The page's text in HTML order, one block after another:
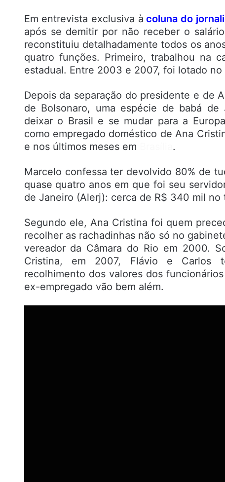
Em entrevista exclusiva à coluna do
após se demitir por não receber o
reconstituiu detalhadamente todos os
quatro funções. Primeiro, trabalhou na
estadual. Entre 2003 e 2007, foi lotado
Depois da separação do presidente e de
de Bolsonaro, uma espécie de babá
deixar o Brasil e se mudar para a
como empregado doméstico de Ana
e nos últimos meses em
.
Marcelo confessa ter devolvido 80% de
quase quatro anos em que foi seu
de Janeiro (Alerj): cerca de R$ 340 mil no
Segundo ele, Ana Cristina foi quem
recolher as rachadinhas não só no
vereador da Câmara do Rio em 2000.
Cristina, em 2007, Flávio e Carlos
recolhimento dos valores dos
ex-empregado vão bem além.